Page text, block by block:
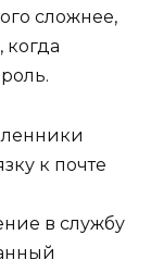
сложнее,
к почте
в службу